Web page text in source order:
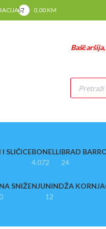
0,00KM
Products
search
SLIĆICEBONELLI
4.072
BRAD
24
NA SNIŽENJUNINDŽA
12